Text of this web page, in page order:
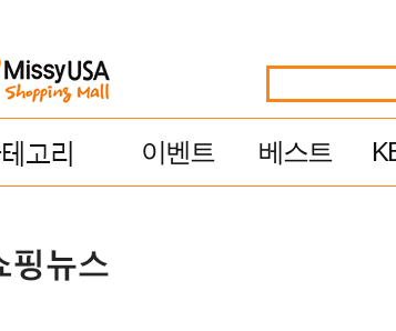
이벤트 베스트